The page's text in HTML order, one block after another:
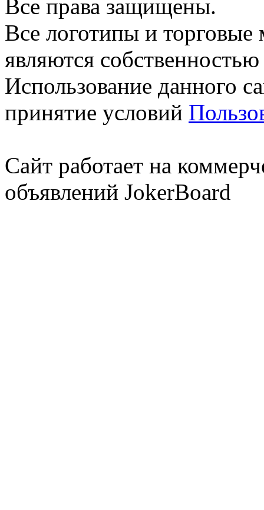
Все права защищены.
Все логотипы и торговые
являются
Использование данного
принятие условий
Сайт работает на
объявлений JokerBoard